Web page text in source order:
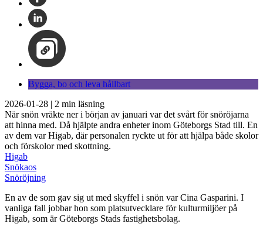
Bygga, bo och leva hållbart
2026-01-28 | 2 min läsning
När snön vräkte ner i början av januari var det svårt för snöröjarna
att hinna med. Då hjälpte andra enheter inom Göteborgs Stad till. En
av dem var Higab, där personalen ryckte ut för att hjälpa både skolor
och förskolor med skottning.
Higab
Snökaos
Snöröjning
En av de som gav sig ut med skyffel i snön var Cina Gasparini. I
vanliga fall jobbar hon som platsutvecklare för kulturmiljöer på
Higab, som är Göteborgs Stads fastighetsbolag.